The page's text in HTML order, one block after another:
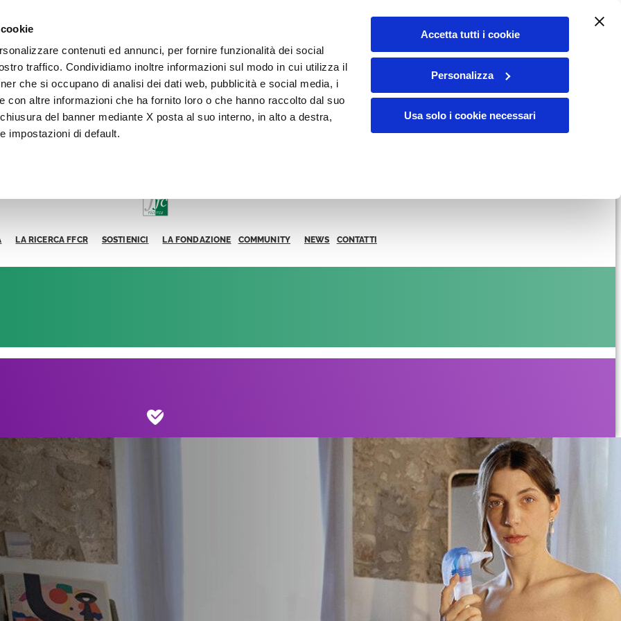
contenuti ed annunci, per fornire funzionalità dei social
traffico. Condividiamo inoltre informazioni sul modo in cui utilizza il
che si occupano di analisi dei dati web, pubblicità e social media, i
con altre informazioni che ha fornito loro o che hanno raccolto dal suo
del banner mediante X posta al suo interno, in alto a destra,
impostazioni di default.
Accetta tutti i cookie
Personalizza
Usa solo i cookie necessari
LA RICERCA FFCR SOSTIENICI LA FONDAZIONE COMMUNITY NEWS CONTATTI